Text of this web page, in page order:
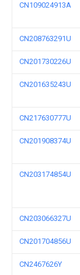
CN109024913A
CN208763291U
CN201730226U
CN201635243U
CN217630777U
CN201908374U
CN203174854U
CN203066327U
CN201704856U
CN2467626Y